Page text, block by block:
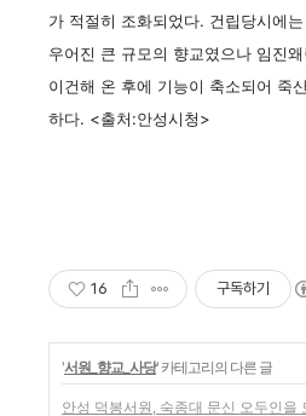
가 적절히 조화되었다. 건립당시에
우어진 큰 규모의 향교였으나 임진
이건해 온 후에 기능이 축소되어 죽
하다. <출처:안성시청>
16 구독하기
'서원_향교_사당' 카테고리의 다른 글
안성 덕봉서원, 숙종대 문신 오두인을